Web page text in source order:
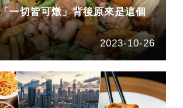
一切皆可燉」背後原來是這個
2023-10-26